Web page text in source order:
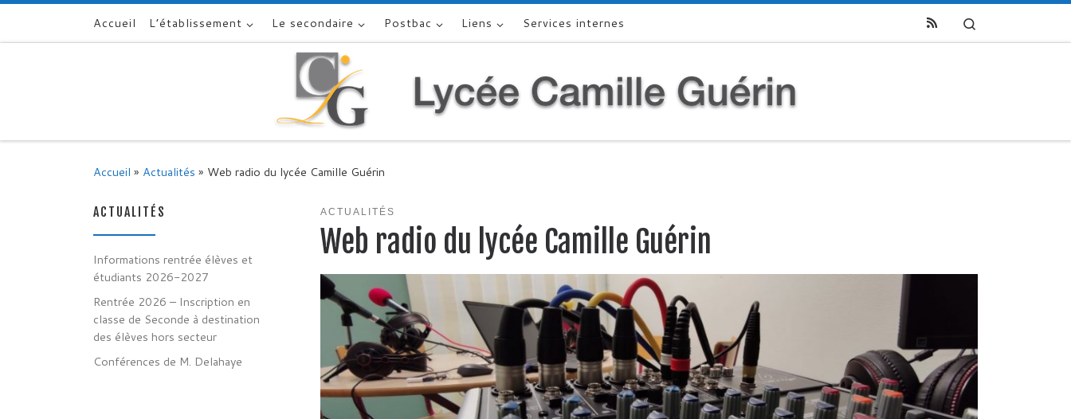
Skip to contentAccueil L’établissement Le secondaire Postbac Liens Services internes
Accueil » Actualités » Web radio du lycée Camille Guérin
ACTUALITÉS
Web radio du lycée Camille Guérin
ACTUALITÉS
Informations rentrée élèves et
étudiants 2026-2027
Rentrée 2026 – Inscription en
classe de Seconde à destination
des élèves hors secteur
Conférences de M. Delahaye